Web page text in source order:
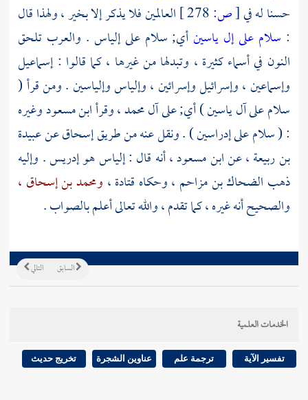
حسنا له في[ص:
العالمين فلا يذكر إلا بخير ، ولهذا قال
: سلام على إل ياسينأي; سلام علىإلياس . والعرب تلحق
النون في أسماء كثيرة ، وتبدلها من غيرها ، كما قالوا : إسماعيل
وإسماعين ، وإسرائيل وإسرائين ،وإلياسوإلياسين . ومن قرأ (
سلام على آل ياسين ) أي; علىآل محمد ،وقرأابن مسعودوغيره
: ( سلام على إدراسين ) . ونقل عنه من طريقإسحاقعنعبيدة
بن ربيعة، عنابن مسعود، أنه قال :إلياسهوإدريس. وإليه
ذهب الضحاك بن مزاحم ،وحكاه قتادة، ومحمد بن إسحاق ،
والصحيح أنه غيره ، كما تقدم ، والله تعالى أعلم بالصواب .
التالي السابق
الخدمات العلمية
تفسير الآية ترجمة علم عناوين الشجرة تخريج حديث